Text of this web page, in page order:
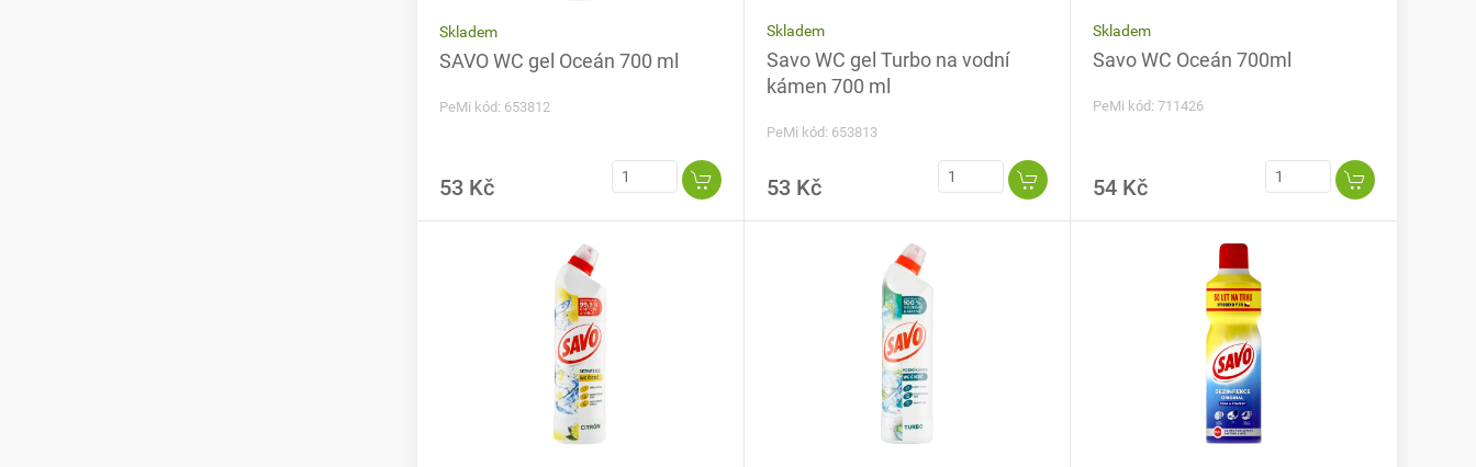
Skladem
SAVO WC gel Oceán 700 ml
PeMi kód: 653812
53 Kč
Skladem
Savo WC gel Turbo na vodní
kámen 700 ml
PeMi kód: 653813
53 Kč
Skladem
Savo WC Oceán 700ml
PeMi kód: 711426
54 Kč